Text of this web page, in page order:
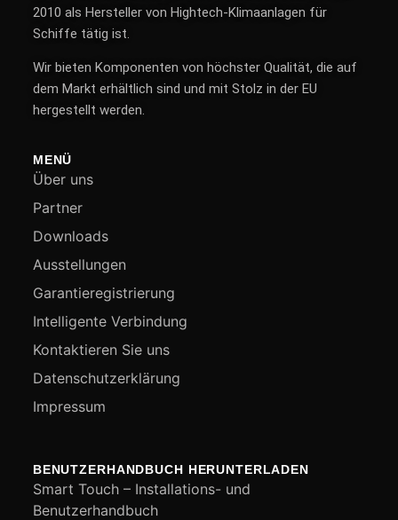
2010 als Hersteller von Hightech-Klimaanlagen für
Schiffe tätig ist.
Wir bieten Komponenten von höchster Qualität, die auf
dem Markt erhältlich sind und mit Stolz in der EU
hergestellt werden.
MENÜ
Über uns
Partner
Downloads
Ausstellungen
Garantieregistrierung
Intelligente Verbindung
Kontaktieren Sie uns
Datenschutzerklärung
Impressum
BENUTZERHANDBUCH HERUNTERLADEN
Smart Touch – Installations- und
Benutzerhandbuch